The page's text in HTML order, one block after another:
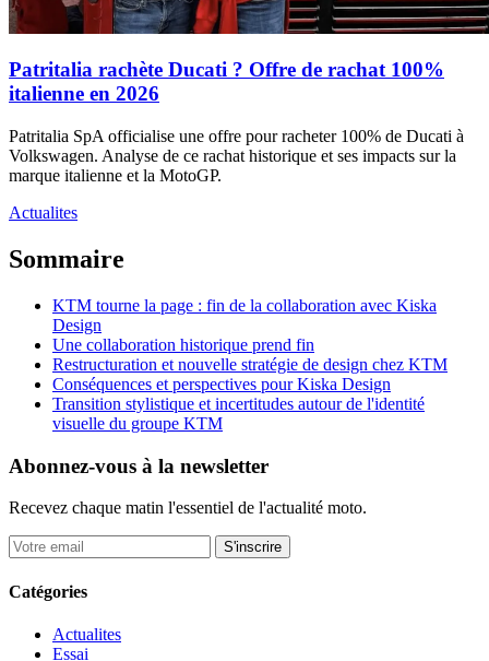
Patritalia rachète Ducati ? Offre de rachat 100%
italienne en 2026
Patritalia SpA officialise une offre pour racheter 100% de Ducati à
Volkswagen. Analyse de ce rachat historique et ses impacts sur la
marque italienne et la MotoGP.
Actualites
Sommaire
KTM tourne la page : fin de la collaboration avec Kiska
Design
Une collaboration historique prend fin
Restructuration et nouvelle stratégie de design chez KTM
Conséquences et perspectives pour Kiska Design
Transition stylistique et incertitudes autour de l'identité
visuelle du groupe KTM
Abonnez-vous à la newsletter
Recevez chaque matin l'essentiel de l'actualité moto.
S'inscrire
Catégories
Actualites
Essai